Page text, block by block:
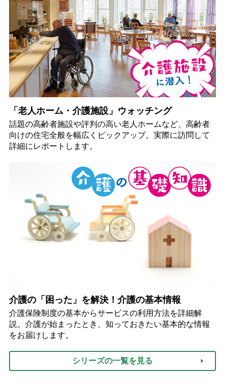
「老人ホーム・介護施設」ウォッチング
話題の高齢者施設や評判の高い老人ホームなど、高齢者
向けの住宅全般を幅広くピックアップ。実際に訪問して
詳細にレポートします。
介護の「困った」を解決！介護の基本情報
介護保険制度の基本からサービスの利用方法を詳細解
説。介護が始まったとき、知っておきたい基本的な情報
をお届けします。
シリーズの一覧を見る